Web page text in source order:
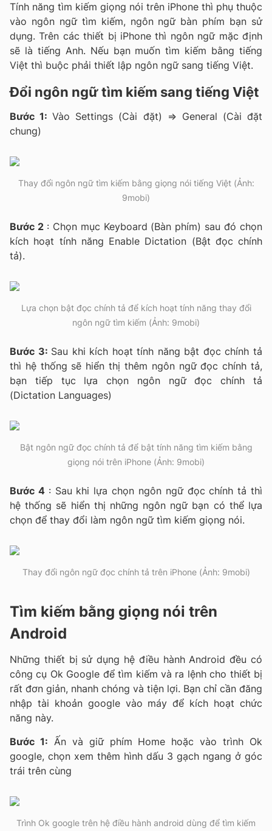
Tính năng tìm kiếm giọng nói trên iPhone thì phụ thuộc
vào ngôn ngữ tìm kiếm, ngôn ngữ bàn phím bạn sử
dụng. Trên các thiết bị iPhone thì ngôn ngữ mặc định
sẽ là tiếng Anh. Nếu bạn muốn tìm kiếm bằng tiếng
Việt thì buộc phải thiết lập ngôn ngữ sang tiếng Việt.
Đổi ngôn ngữ tìm kiếm sang tiếng Việt
Bước 1:Vào Settings (Cài đặt) => General (Cài đặt
chung)
Thay đổi ngôn ngữ tìm kiếm bằng giọng nói tiếng Việt (Ảnh:
9mobi)
Bước 2 : Chọn mục Keyboard (Bàn phím) sau đó chọn
kích hoạt tính năng Enable Dictation (Bật đọc chính
tả).
Lựa chọn bật đọc chính tả để kích hoạt tính năng thay đổi
ngôn ngữ tìm kiếm (Ảnh: 9mobi)
Bước 3: Sau khi kích hoạt tính năng bật đọc chính tả
thì hệ thống sẽ hiển thị thêm ngôn ngữ đọc chính tả,
bạn tiếp tục lựa chọn ngôn ngữ đọc chính tả
(Dictation Languages)
Bật ngôn ngữ đọc chính tả để bật tính năng tìm kiếm bằng
giọng nói trên iPhone (Ảnh: 9mobi)
Bước 4 : Sau khi lựa chọn ngôn ngữ đọc chính tả thì
hệ thống sẽ hiển thị những ngôn ngữ bạn có thể lựa
chọn để thay đổi làm ngôn ngữ tìm kiếm giọng nói.
Thay đổi ngôn ngữ đọc chính tả trên iPhone (Ảnh: 9mobi)
Tìm kiếm bằng giọng nói trên
Android
Những thiết bị sử dụng hệ điều hành Android đều có
công cụ Ok Google để tìm kiếm và ra lệnh cho thiết bị
rất đơn giản, nhanh chóng và tiện lợi. Bạn chỉ cần đăng
nhập tài khoản google vào máy để kích hoạt chức
năng này.
Bước 1: Ấn và giữ phím Home hoặc vào trình Ok
google, chọn xem thêm hình dấu 3 gạch ngang ở góc
trái trên cùng
Trình Ok google trên hệ điều hành android dùng để tìm kiếm